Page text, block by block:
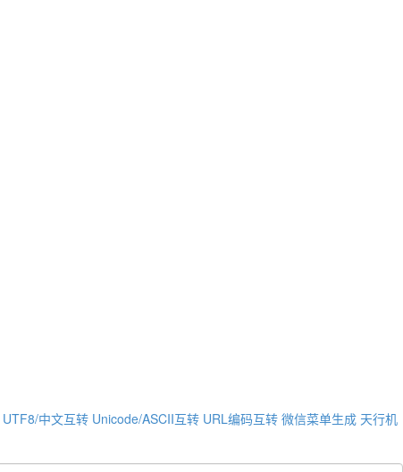
UTF8/中文互转 Unicode/ASCII互转 URL编码互转 微信菜单生成 天行机